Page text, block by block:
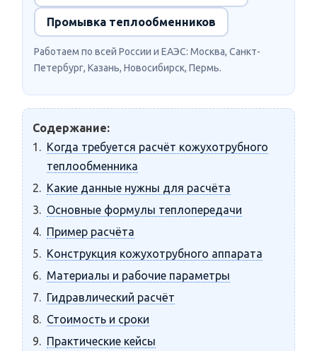
Промывка теплообменников
Работаем по всей России и ЕАЭС: Москва, Санкт-
Петербург, Казань, Новосибирск, Пермь.
Содержание:
Когда требуется расчёт кожухотрубного
теплообменника
Какие данные нужны для расчёта
Основные формулы теплопередачи
Пример расчёта
Конструкция кожухотрубного аппарата
Материалы и рабочие параметры
Гидравлический расчёт
Стоимость и сроки
Практические кейсы